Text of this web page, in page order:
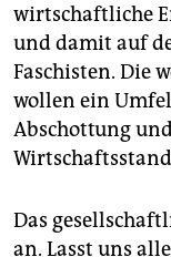
wirtschaftliche
und damit auf
Faschisten. Die
wollen ein
Abschottung
Das
an. Lasst uns